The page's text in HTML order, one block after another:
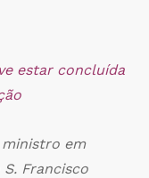
estar concluída
em
Francisco